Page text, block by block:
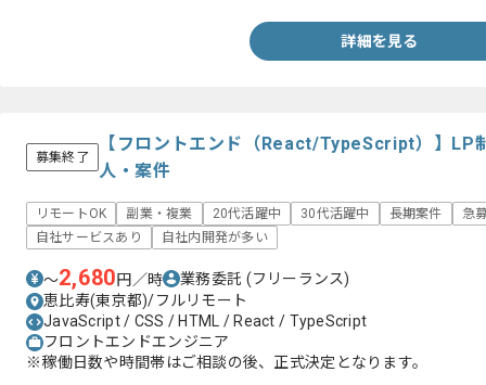
・BEM、FROCSS等の思想やフレームワークに基づいてCSSを実
・Dockerを用いたローカル開発経験
詳細を見る
募集終了
【フロントエンド（React/TypeScript）】LP
人・案件
リモートOK 副業・複業 20代活躍中 30代活躍中 長期案件
急
自社サービスあり
自社内開発が多い
〜2,680円／時 業務委託 (フリーランス)
恵比寿(東京都)/フルリモート
JavaScript / CSS / HTML / React / TypeScript
フロントエンドエンジニア
※稼働日数や時間帯はご相談の後、正式決定となります。